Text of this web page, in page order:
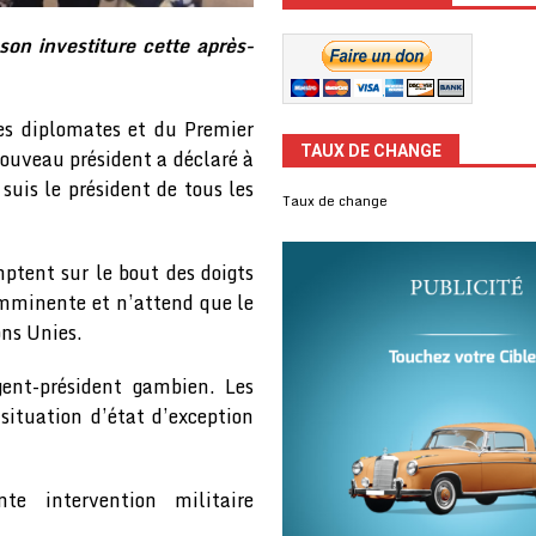
investiture cette après-
diplomates et du Premier
président a déclaré à
le président de tous les
sur le bout des doigts
et n’attend que le
Unies.
président gambien. Les
d’état d’exception
intervention militaire
TAUX DE CHANGE
Taux de change